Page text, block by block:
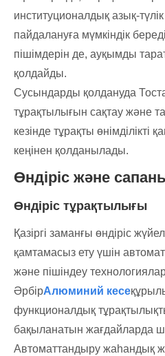
институционалдық азық-
пайдалануға мүмкіндік
пішімдерін де, ауқымды
қолдайды.
Сусындарды қолдануда
тұрақтылығын сақтау және
кезінде тұрақты өнімділікті
кеңінен қолданылады.
Өндіріс және
Өндіріс тұрақтылығы
Қазіргі заманғы өндіріс
қамтамасыз ету үшін
және пішіндеу
ӘрбірАлюминий кесе
функционалдық
бақыланатын жағдайларда
Автоматтандыру жаһандық